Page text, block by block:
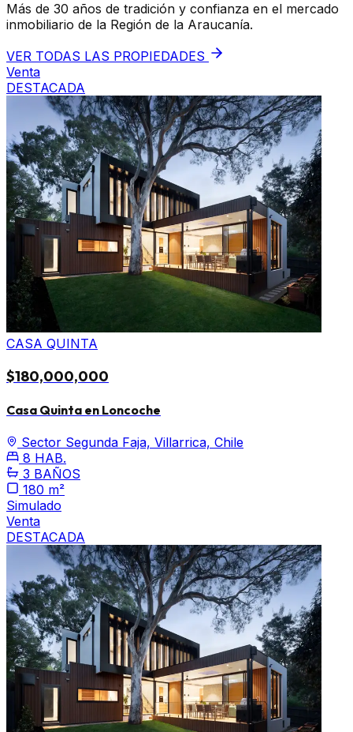
Más de 30 años de tradición y confianza en el mercado
inmobiliario de la Región de la Araucanía.
VER TODAS LAS PROPIEDADES
Venta
DESTACADA
CASA QUINTA
$180,000,000
Casa Quinta en Loncoche
Sector Segunda Faja, Villarrica, Chile
8 HAB.
3 BAÑOS
180 m²
Simulado
Venta
DESTACADA